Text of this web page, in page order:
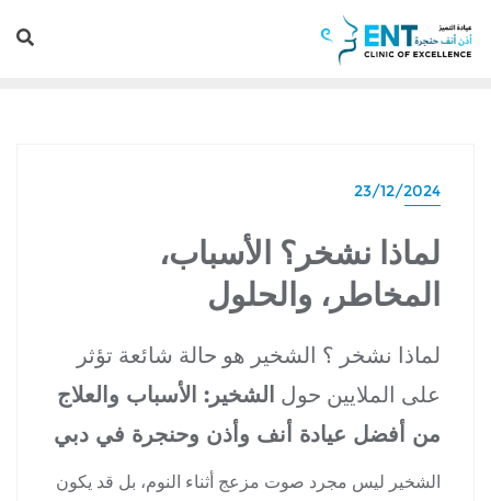
23/12/2024
لماذا نشخر؟ الأسباب،
المخاطر، والحلول
لماذا نشخر ؟ الشخير هو حالة شائعة تؤثر
على الملايين حول الشخير: الأسباب والعلاج
من أفضل عيادة أنف وأذن وحنجرة في دبي
الشخير ليس مجرد صوت مزعج أثناء النوم، بل قد يكون